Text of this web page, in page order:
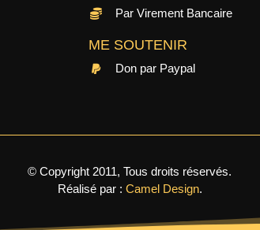
Par Virement Bancaire
ME SOUTENIR
Don par Paypal
© Copyright 2011, Tous droits réservés.
Réalisé par : Camel Design.